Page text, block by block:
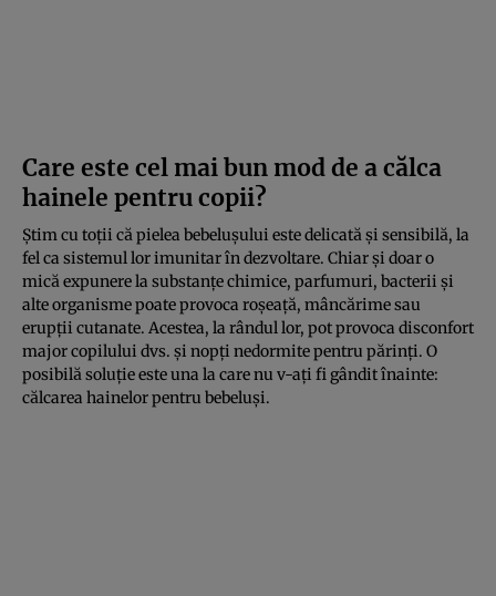
Care este cel mai bun mod de a călca
hainele pentru copii?
Știm cu toții că pielea bebelușului este delicată și sensibilă, la
fel ca sistemul lor imunitar în dezvoltare. Chiar și doar o
mică expunere la substanțe chimice, parfumuri, bacterii și
alte organisme poate provoca roșeață, mâncărime sau
erupții cutanate. Acestea, la rândul lor, pot provoca disconfort
major copilului dvs. și nopți nedormite pentru părinți. O
posibilă soluție este una la care nu v-ați fi gândit înainte:
călcarea hainelor pentru bebeluși.